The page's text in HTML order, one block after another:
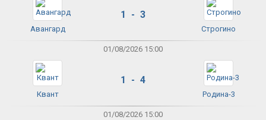
Авангард
1 - 3
Строгино
01/08/2026 15:00
Квант
1 - 4
Родина-3
01/08/2026 15:00